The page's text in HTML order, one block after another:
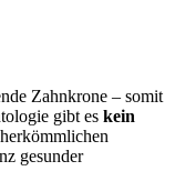
Zahnkrone – somit
gibt es kein
gesunder